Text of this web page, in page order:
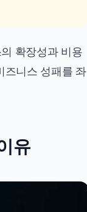
확장성과 비용
즈니스 성패를 좌
유